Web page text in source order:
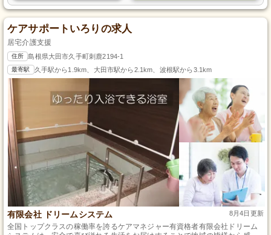
ケアサポートいろりの求人
居宅介護支援
住所 島根県大田市久手町刺鹿2194-1
最寄駅 久手駅から1.9km、大田市駅から2.1km、波根駅から3.1km
有限会社 ドリームシステム 8月4日更新
全国トップクラスの稼働率を誇るケアマネジャー有資格者有限会社ドリーム